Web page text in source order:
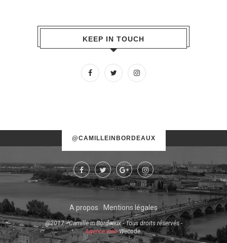
KEEP IN TOUCH
@CAMILLEINBORDEAUX
Try some other hashtag or username
A propos Mentions légales
@2017 - Camille in Bordeaux - Tous droits réservés -
Agence webWecode.